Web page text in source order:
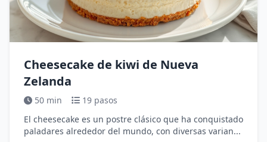
Cheesecake de kiwi de Nueva
Zelanda
50 min
19 pasos
El cheesecake es un postre clásico que ha conquistado
paladares alrededor del mundo, con diversas varian...